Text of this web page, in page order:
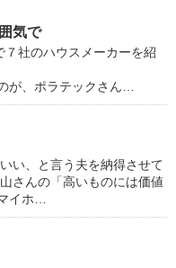
気で
社のハウスメーカーを紹
が、ポラテックさん…
い、と言う夫を納得させて
さんの「高いものには価値
イホ…